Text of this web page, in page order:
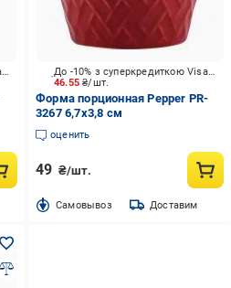
До -10% з суперкредиткою Visa Вигода
46.55₴/шт.
До -10% з суперкредиткою Visa Вигода
Форма порционная Pepper PR-
3267 6,7х3,8 см
оценить
49 ₴/шт.
Cамовывоз Доставим